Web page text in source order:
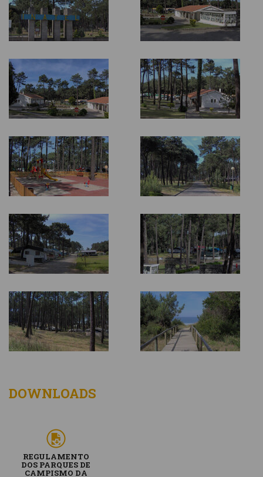
DOWNLOADS
REGULAMENTO
DOS PARQUES DE
CAMPISMO DA